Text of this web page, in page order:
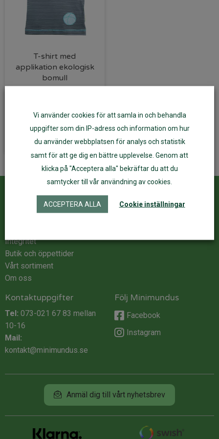
T-shirt med
applikation ekologisk
bomull
Välj alternativ
Kundservice
Integritet
Butik och öppettider
Vårt sortiment
Om oss
ÅF Login
Kontaktuppgifter
Tel: 073-021 67 83 mellan
10-16
Mail:
kontakt@minimundus.se
Följ Minimundus
Facebook
Instagram
Anmäl dig till vårt nyhetsbrev
Vi använder cookies för att samla in och behandla
uppgifter som din IP-adress och information om hur
du använder webbplatsen för analys och statistik
samt för att ge dig en bättre upplevelse. Genom att
klicka på "Acceptera alla" bekräftar du att du
samtycker till vår användning av cookies.
ACCEPTERA ALLA Cookie inställningar